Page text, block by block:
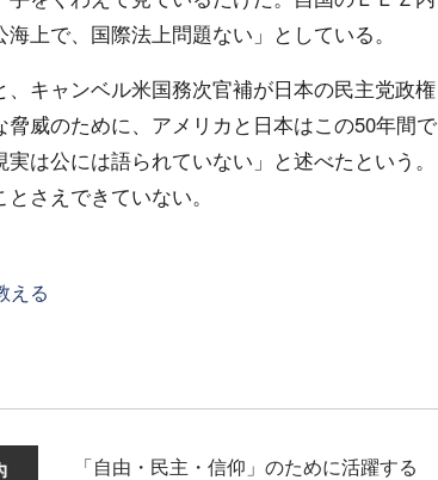
上で、国際法上問題ない」としている。
キャンベル米国務次官補が日本の民主党政権
威のために、アメリカと日本はこの50年間で
は公には語られていない」と述べたという。
さえできていない。
える
「自由・民主・信仰」のために活躍する